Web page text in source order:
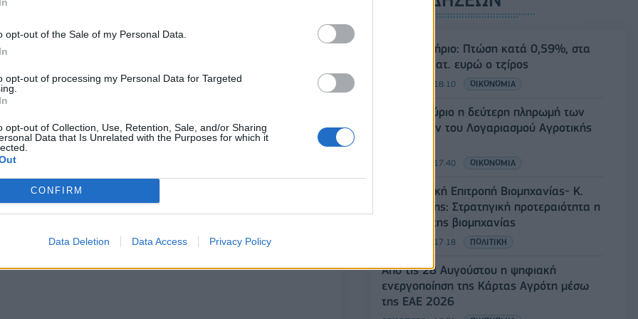
opt-out of the Sale of my Personal Data.
opt-out of processing my Personal Data for Targeted
opt-out of Collection, Use, Retention, Sale, and/or Sharing
Data that Is Unrelated with the Purposes for which it
CONFIRM
Data Deletion Data Access Privacy Policy
στάδιο και τη δυνατότητα να ζητείται από τον
άλλων για τη νομική εκπροσώπηση του
στο θύμα. Εάν ο εναγόμενος ζητήσει να
στον ενάγοντα να αποδείξει ότι
μπορεί επίσης να επιβάλει και άλλες
πολιτικοί, εταιρείες ή ομάδες συμφερόντων,
στα θύματα αποζημίωση για ηθική ή
Χρηματιστήριο: Πτώση κατά 0,59%, στα
320,42 εκατ. ευρώ ο τζίρος
06/08/2026 - 18:10 ΟΙΚΟΝΟΜΙΑ
ΟΠΕΚΑ: Αύριο η δεύτερη πληρωμή των
δικαιούχων του Λογαριασμού Αγροτικής
06/08/2026 - 17:40 ΟΙΚΟΝΟΜΙΑ
Κυβερνητική Επιτροπή Βιομηχανίας- Κ.
Μητσοτάκης: Στρατηγική προτεραιότητα η
ενίσχυση της βιομηχανίας
06/08/2026 - 17:18 ΠΟΛΙΤΙΚΗ
Από τις 28 Αυγούστου η ψηφιακή
ενεργοποίηση της Κάρτας Αγρότη μέσω
της ΕΑΕ 2026